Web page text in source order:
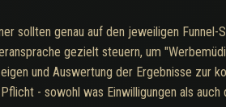
sollten genau auf den jeweiligen Funnel-
gezielt steuern, um
und Auswertung der Ergebnisse zur
- sowohl was Einwilligungen als